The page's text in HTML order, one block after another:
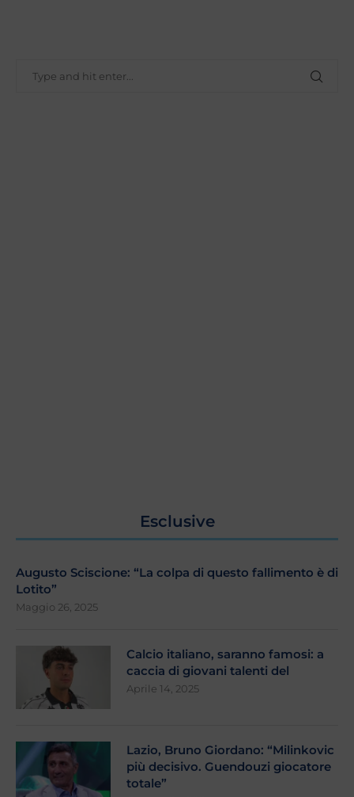
Esclusive
Augusto Sciscione: “La colpa di questo fallimento è di
Lotito”
Maggio 26, 2025
Calcio italiano, saranno famosi: a
caccia di giovani talenti del
Aprile 14, 2025
Lazio, Bruno Giordano: “Milinkovic
più decisivo. Guendouzi giocatore
totale”